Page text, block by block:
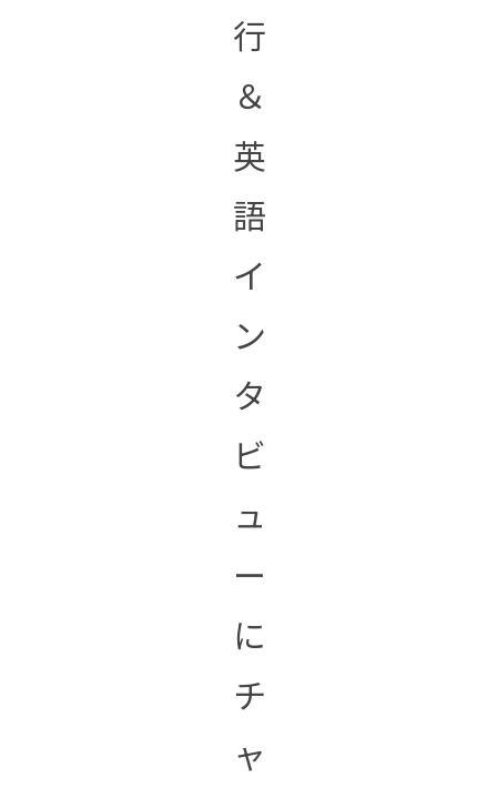
行
＆
英
語
イ
ン
タ
ビ
ュ
ー
に
チ
ャ